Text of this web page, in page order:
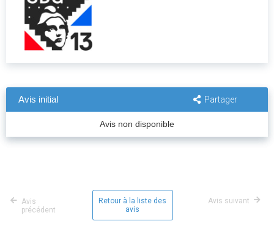
Avis initial Partager
Avis non disponible
Avis
précédent
Retour à la liste des
avis
Avis suivant